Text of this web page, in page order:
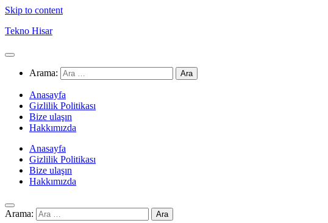
Skip to content
Tekno Hisar
Arama:
Anasayfa
Gizlilik Politikası
Bize ulaşın
Hakkımızda
Anasayfa
Gizlilik Politikası
Bize ulaşın
Hakkımızda
Arama: